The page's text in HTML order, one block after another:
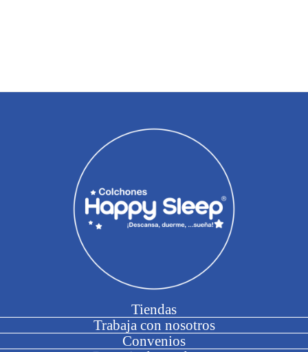
Tiendas
Trabaja con nosotros
Convenios